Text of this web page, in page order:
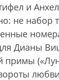
и
не набор
Дианы
примы